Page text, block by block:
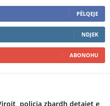
PËLQEJE
NDJEK
ABONOHU
policia zbardh detajet e